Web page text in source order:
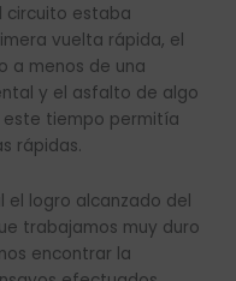
circuito estaba
vuelta rápida, el
a menos de una
y el asfalto de algo
este tiempo permitía
rápidas.
el logro alcanzado del
trabajamos muy duro
encontrar la